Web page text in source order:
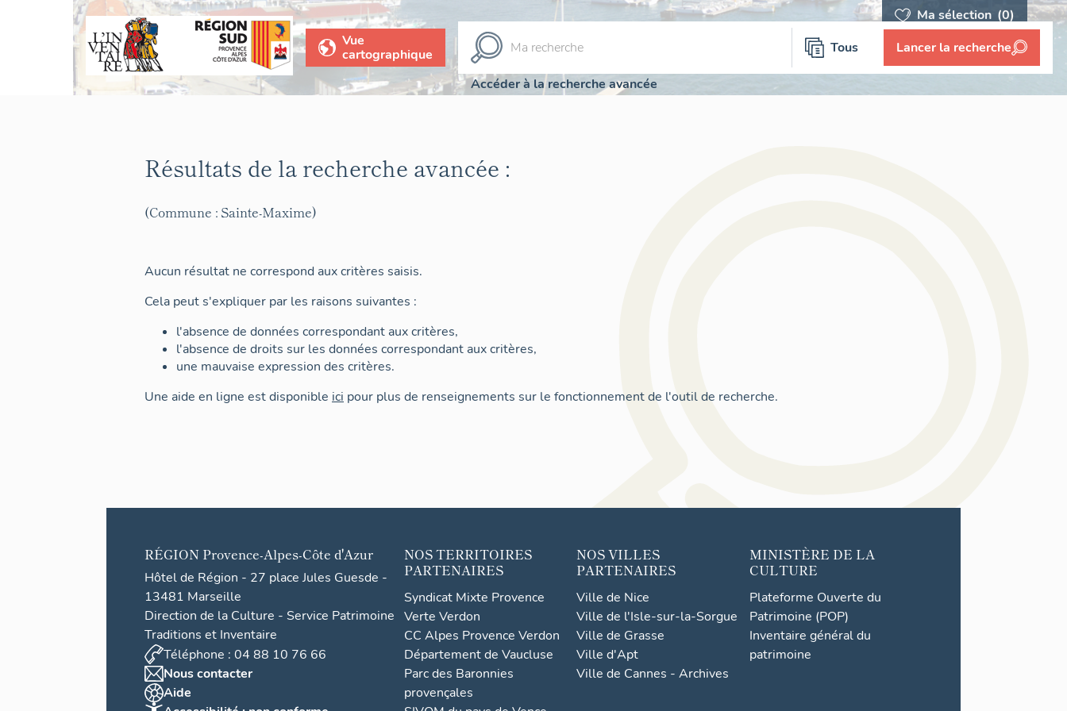
Ma sélection (0)
Vue
cartographique
Tous Lancer la recherche
Accéder à la recherche avancée
Résultats de la recherche avancée :
(Commune : Sainte-Maxime)
Aucun résultat ne correspond aux critères saisis.
Cela peut s'expliquer par les raisons suivantes :
l'absence de données correspondant aux critères,
l'absence de droits sur les données correspondant aux critères,
une mauvaise expression des critères.
Une aide en ligne est disponible ici pour plus de renseignements sur le fonctionnement de l'outil de recherche.
RÉGION Provence-Alpes-Côte d'Azur
Hôtel de Région - 27 place Jules Guesde -
13481 Marseille
Direction de la Culture - Service Patrimoine
Traditions et Inventaire
Téléphone : 04 88 10 76 66
Nous contacter
Aide
NOS TERRITOIRES
PARTENAIRES
Syndicat Mixte Provence
Verte Verdon
CC Alpes Provence Verdon
Département de Vaucluse
Parc des Baronnies
provençales
NOS VILLES
PARTENAIRES
Ville de Nice
Ville de l'Isle-sur-la-Sorgue
Ville de Grasse
Ville d'Apt
Ville de Cannes - Archives
MINISTÈRE DE LA
CULTURE
Plateforme Ouverte du
Patrimoine (POP)
Inventaire général du
patrimoine